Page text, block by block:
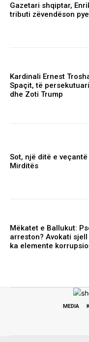
Gazetari shqiptar,
tributi zëvendëson
Kardinali Ernest
Spaçit, të
dhe Zoti Trump
Sot, një ditë e
Mirditës
Mëkatet e Ballukut:
arreston? Avokati
ka elemente
MEDIA